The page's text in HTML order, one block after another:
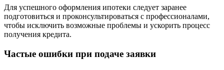
Для успешного оформления ипотеки следует заранее
подготовиться и проконсультироваться с профессионалами,
чтобы исключить возможные проблемы и ускорить процесс
получения кредита.
Частые ошибки при подаче заявки